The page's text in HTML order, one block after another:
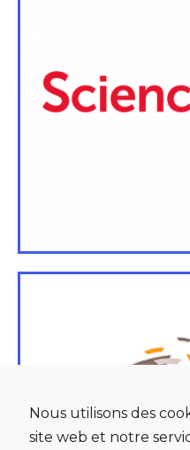
Nous utilisons des
site web et notre